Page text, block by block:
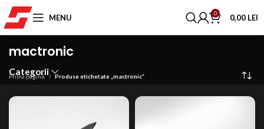
MENU 0 0,00 LEI
mactronic
Categorii
Prima pagină Produse etichetate „mactronic”